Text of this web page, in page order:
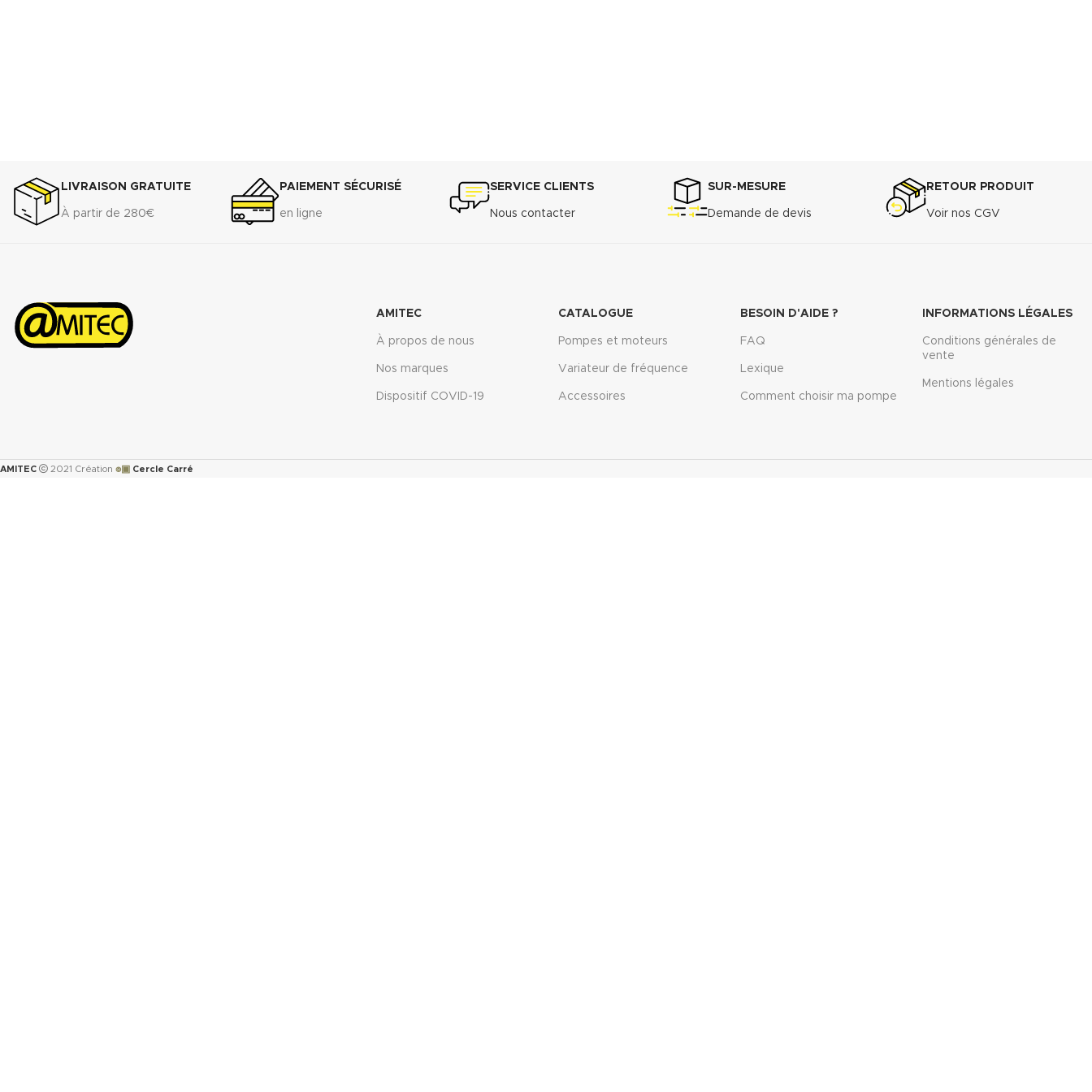
LIVRAISON GRATUITE
À partir de 280€
PAIEMENT SÉCURISÉ
en ligne
SERVICE CLIENTS
Nous contacter
SUR-MESURE
Demande de devis
RETOUR PRODUIT
Voir nos CGV
AMITEC
À propos de nous
Nos marques
Dispositif COVID-19
CATALOGUE
Pompes et moteurs
Variateur de fréquence
Accessoires
BESOIN D'AIDE ?
FAQ
Lexique
Comment choisir ma pompe
INFORMATIONS LÉGALES
Conditions générales de
vente
Mentions légales
AMITEC 2021 Création ๏▣ Cercle Carré